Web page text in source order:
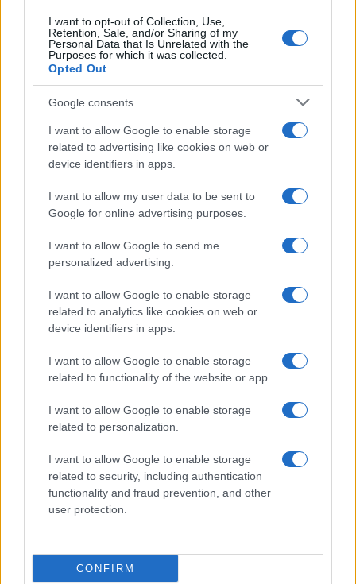
I want to opt-out of Collection, Use,
Retention, Sale, and/or Sharing of my
Personal Data that Is Unrelated with the
Purposes for which it was collected.
Opted Out
Google consents
I want to allow Google to enable storage
related to advertising like cookies on web or
device identifiers in apps.
I want to allow my user data to be sent to
Google for online advertising purposes.
I want to allow Google to send me
personalized advertising.
I want to allow Google to enable storage
related to analytics like cookies on web or
device identifiers in apps.
I want to allow Google to enable storage
related to functionality of the website or app.
I want to allow Google to enable storage
related to personalization.
I want to allow Google to enable storage
related to security, including authentication
functionality and fraud prevention, and other
user protection.
CONFIRM
F1 2026: Sainz valuta il futuro con Williams dopo una
stagione deludente
Formula 1 2026: tutte le tappe del campionato
mondiale di velocità
calcio, basket, tennis, ciclismo, motori, Formula 1,
MotoGP e Olimpiadi. Le ultime news dalle competizioni
interviste ai protagonisti e i risultati in tempo reale di tutte
le discipline che fanno emozionare gli appassionati di
Tennis
Motori
Ciclismo
Altri sport
Chi siamo
Redazione